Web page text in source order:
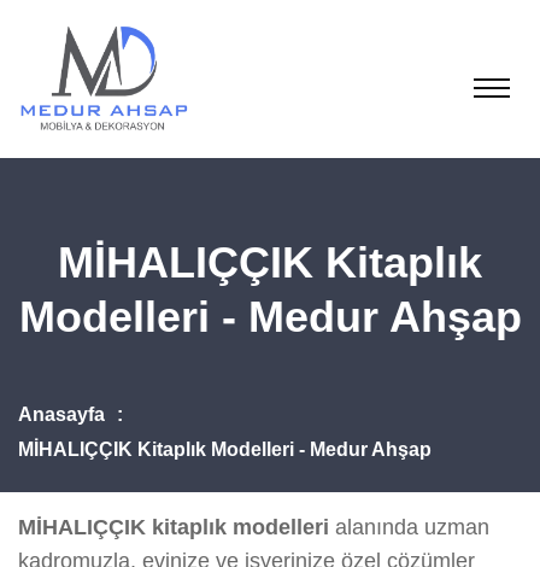
MİHALIÇÇIK Kitaplık
Modelleri - Medur Ahşap
Anasayfa
MİHALIÇÇIK Kitaplık Modelleri - Medur Ahşap
MİHALIÇÇIK kitaplık modelleri alanında uzman
kadromuzla, evinize ve işyerinize özel çözümler